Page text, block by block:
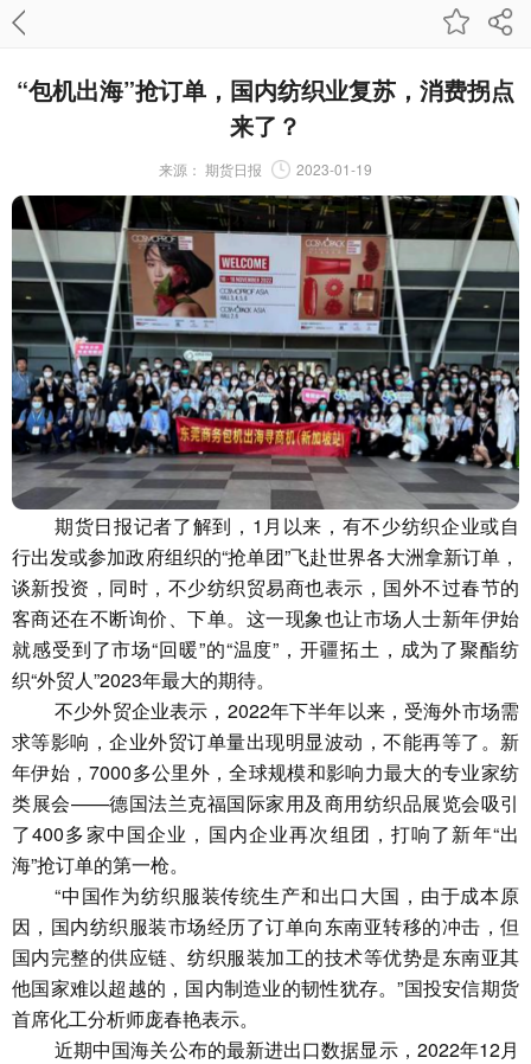
“包机出海”抢订单，国内纺织业复苏，消费拐点
来了？
来源： 期货日报 2023-01-19
期货日报记者了解到，1月以来，有不少纺织企业或自
行出发或参加政府组织的“抢单团”飞赴世界各大洲拿新订单，
谈新投资，同时，不少纺织贸易商也表示，国外不过春节的
客商还在不断询价、下单。这一现象也让市场人士新年伊始
就感受到了市场“回暖”的“温度”，开疆拓土，成为了聚酯纺
织“外贸人”2023年最大的期待。
不少外贸企业表示，2022年下半年以来，受海外市场需
求等影响，企业外贸订单量出现明显波动，不能再等了。新
年伊始，7000多公里外，全球规模和影响力最大的专业家纺
类展会——德国法兰克福国际家用及商用纺织品展览会吸引
了400多家中国企业，国内企业再次组团，打响了新年“出
海”抢订单的第一枪。
“中国作为纺织服装传统生产和出口大国，由于成本原
因，国内纺织服装市场经历了订单向东南亚转移的冲击，但
国内完整的供应链、纺织服装加工的技术等优势是东南亚其
他国家难以超越的，国内制造业的韧性犹存。”国投安信期货
首席化工分析师庞春艳表示。
近期中国海关公布的最新进出口数据显示，2022年12月